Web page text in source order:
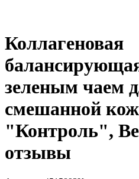
Коллагеновая
зеленым чаем
смешанной
"Контроль",
отзывы